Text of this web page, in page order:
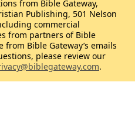
from Bible Gateway,
Publishing, 501 Nelson
commercial
from partners of Bible
from Bible Gateway’s emails
please review our
.